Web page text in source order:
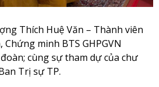
Thích Huệ Văn – Thành viên
minh BTS GHPGVN
cùng sự tham dự của chư
Trị sự TP.